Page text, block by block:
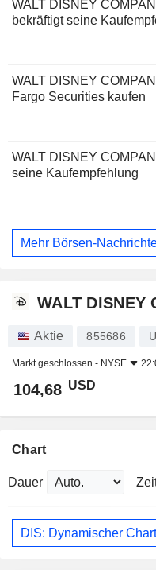
WALT DISNEY
bekräftigt seine
WALT DISNEY
Fargo Securities kaufen
WALT DISNEY
seine Kaufempfehlung
Mehr Börsen-
WALT DISNEY
Aktie 855686
Markt geschlossen - NYSE
104,68 USD
Chart
Dauer
DIS: Dynamischer Chart